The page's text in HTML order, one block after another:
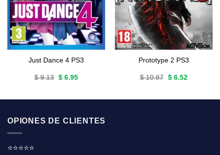
Just Dance 4 PS3
$9.13 Original
$6.95Current
Prototype 2 PS3
$10.87 Original
$6.52Current
OPIONES DE CLIENTES
⭐⭐⭐⭐⭐